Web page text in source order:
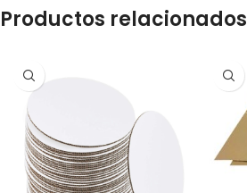
Productos relacionados